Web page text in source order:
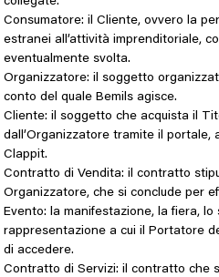
Consumatore: il Cliente, ovvero la
estranei all’attività imprenditoriale,
eventualmente svolta.
Organizzatore: il soggetto
conto del quale Bemils agisce.
Cliente: il soggetto che acquista il
dall’Organizzatore tramite il portale,
Clappit.
Contratto di Vendita: il contratto
Organizzatore, che si conclude per
Evento: la manifestazione, la fiera,
rappresentazione a cui il Portatore
di accedere.
Contratto di Servizi: il contratto che